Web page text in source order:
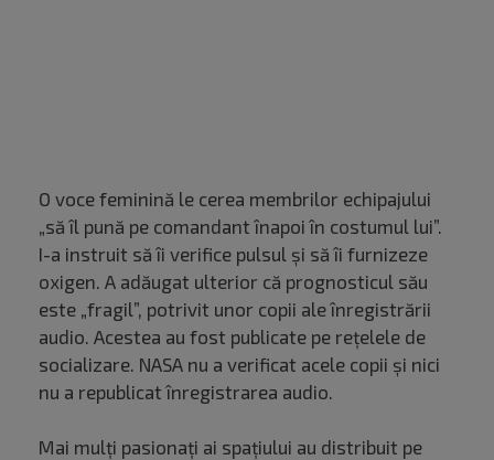
O voce feminină le cerea membrilor echipajului
„să îl pună pe comandant înapoi în costumul lui”.
I-a instruit să îi verifice pulsul şi să îi furnizeze
oxigen. A adăugat ulterior că prognosticul său
este „fragil”, potrivit unor copii ale înregistrării
audio. Acestea au fost publicate pe reţelele de
socializare. NASA nu a verificat acele copii şi nici
nu a republicat înregistrarea audio.
Mai mulţi pasionaţi ai spaţiului au distribuit pe